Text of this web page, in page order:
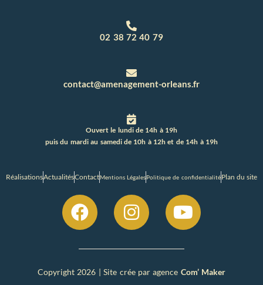
02 38 72 40 79
contact@amenagement-orleans.fr
Ouvert le lundi de 14h à 19h
puis du mardi au samedi de 10h à 12h et de 14h à 19h
RéalisationsActualitésContactMentions LégalesPolitique de confidentialitéPlan du site
Copyright 2026 | Site crée par agence Com’ Maker